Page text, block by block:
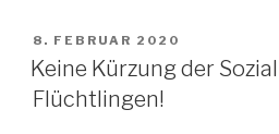
VERÖFFENTLICHT
AM
8. FEBRUAR 2020
Keine Kürzung der
Flüchtlingen!